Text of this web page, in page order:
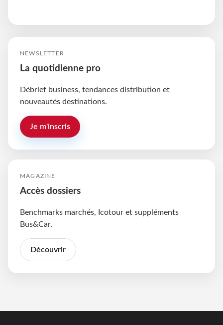
NEWSLETTER
La quotidienne pro
Débrief business, tendances distribution et
nouveautés destinations.
Je m'inscris
MAGAZINE
Accès dossiers
Benchmarks marchés, Icotour et suppléments
Bus&Car.
Découvrir